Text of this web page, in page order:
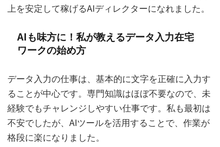
上を安定して稼げるAIディレクターになれました。
AIも味方に！私が教えるデータ入力在宅
ワークの始め方
データ入力の仕事は、基本的に文字を正確に入力す
ることが中心です。専門知識はほぼ不要なので、未
経験でもチャレンジしやすい仕事です。私も最初は
不安でしたが、AIツールを活用することで、作業が
格段に楽になりました。